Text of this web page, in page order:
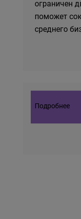
ограничен
поможет
среднего
Подробнее